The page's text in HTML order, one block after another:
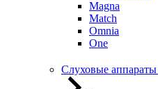
Magna
Match
Omnia
One
Слуховые аппараты